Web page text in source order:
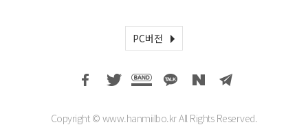
PC버전
Copyright © www.hanmiilbo.kr All Rights Reserved.